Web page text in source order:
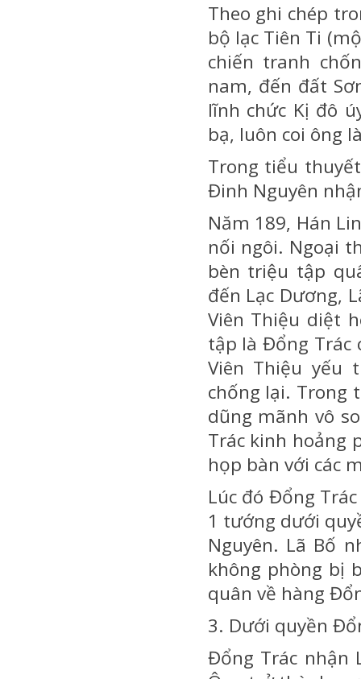
Theo ghi chép
bộ lạc Tiên Ti
chiến tranh
nam, đến đất
lĩnh chức Kị đô
bạ, luôn coi ông
Trong tiểu
Đinh Nguyên
Năm 189, Hán
nối ngôi. Ngoại
bèn triệu tập
đến Lạc Dương,
Viên Thiệu diệt
tập là Đổng Trác
Viên Thiệu yếu
chống lại. Trong
dũng mãnh vô
Trác kinh hoảng
họp bàn với các
Lúc đó Đổng
1 tướng dưới
Nguyên. Lã Bố
không phòng bị
quân về hàng
3. Dưới quyền
Đổng Trác nhận